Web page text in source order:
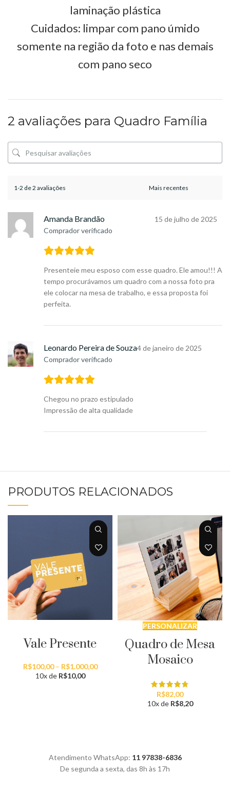
laminação plástica
Cuidados: limpar com pano úmido
somente na região da foto e nas demais
com pano seco
2 avaliações para Quadro Família
1-2 de 2 avaliações
Amanda Brandão
Comprador verificado
15 de julho de 2025
Presenteie meu esposo com esse quadro. Ele amou!!! A
tempo procurávamos um quadro com a nossa foto pra
ele colocar na mesa de trabalho, e essa proposta foi
perfeita.
Leonardo Pereira de Souza
Comprador verificado
4 de janeiro de 2025
Chegou no prazo estipulado
Impressão de alta qualidade
PRODUTOS RELACIONADOS
Vale Presente
R$100,00 – R$1.000,00Faixa
10x de R$10,00
PERSONALIZAR
Quadro de Mesa
Mosaico
R$82,00
10x de R$8,20
Atendimento WhatsApp: 11 97838-6836
De segunda a sexta, das 8h às 17h